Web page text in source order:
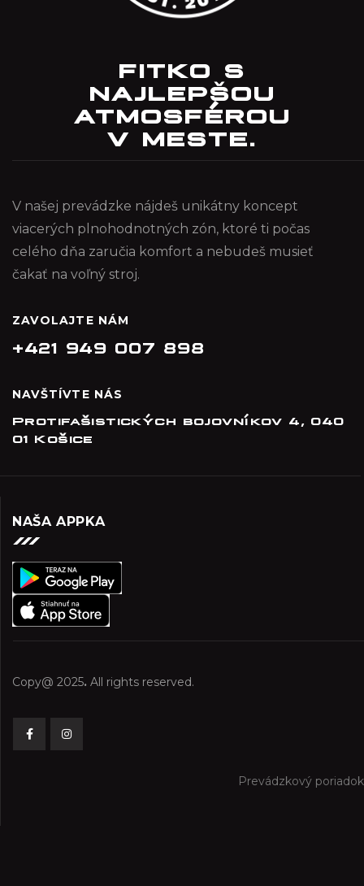
FITKO S
NAJLEPŠOU
ATMOSFÉROU
V MESTE.
V našej prevádzke nájdeš unikátny koncept
viacerých plnohodnotných zón, ktoré ti počas
celého dňa zaručia komfort a nebudeš musieť
čakať na voľný stroj.
ZAVOLAJTE NÁM
+421 949 007 898
NAVŠTÍVTE NÁS
Protifašistických bojovníkov 4, 040
01 Košice
NAŠA APPKA
Copy@ 2025. All rights reserved.
Prevádzkový poriadok